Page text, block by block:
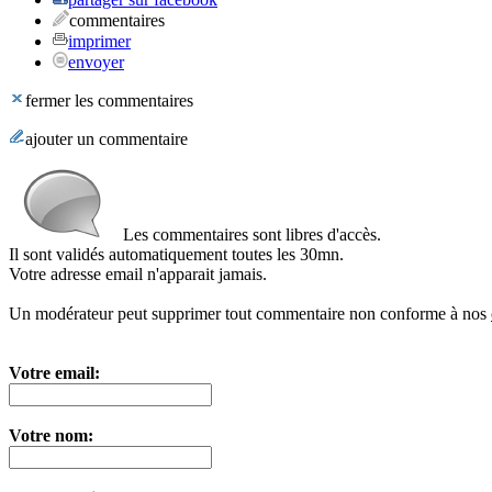
commentaires
imprimer
envoyer
fermer les commentaires
ajouter un commentaire
Les commentaires sont libres d'accès.
Il sont validés automatiquement toutes les 30mn.
Votre adresse email n'apparait jamais.
Un modérateur peut supprimer tout commentaire non conforme à nos
Votre email:
Votre nom: